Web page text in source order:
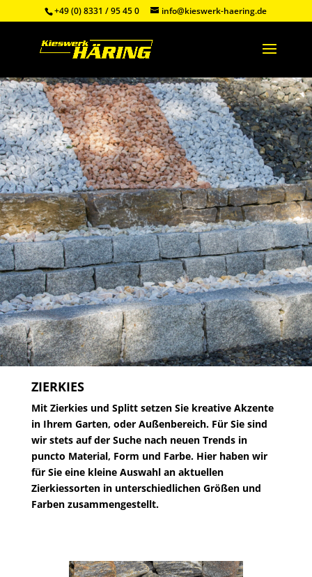
+49 (0) 8331 / 95 45 0 info@kieswerk-haering.de
ZIERKIES
Mit Zierkies und Splitt setzen Sie kreative Akzente
in Ihrem Garten, oder Außenbereich. Für Sie sind
wir stets auf der Suche nach neuen Trends in
puncto Material, Form und Farbe. Hier haben wir
für Sie eine kleine Auswahl an aktuellen
Zierkiessorten in unterschiedlichen Größen und
Farben zusammengestellt.